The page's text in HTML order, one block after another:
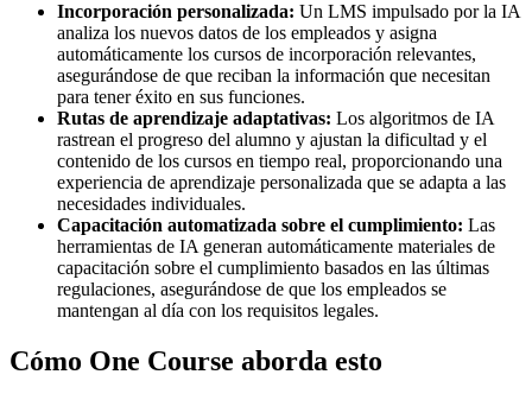
Incorporación personalizada: Un LMS impulsado por la IA
analiza los nuevos datos de los empleados y asigna
automáticamente los cursos de incorporación relevantes,
asegurándose de que reciban la información que necesitan
para tener éxito en sus funciones.
Rutas de aprendizaje adaptativas: Los algoritmos de IA
rastrean el progreso del alumno y ajustan la dificultad y el
contenido de los cursos en tiempo real, proporcionando una
experiencia de aprendizaje personalizada que se adapta a las
necesidades individuales.
Capacitación automatizada sobre el cumplimiento: Las
herramientas de IA generan automáticamente materiales de
capacitación sobre el cumplimiento basados en las últimas
regulaciones, asegurándose de que los empleados se
mantengan al día con los requisitos legales.
Cómo One Course aborda esto